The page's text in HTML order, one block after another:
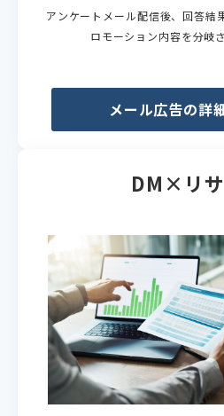
アンケートメール配信後、回答結
ロモーション内容を分岐
メール広告の詳
DM×リ